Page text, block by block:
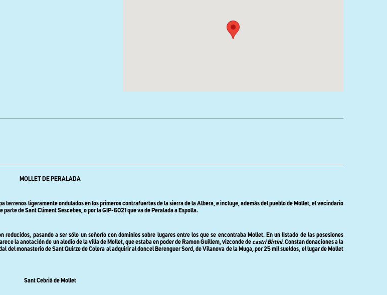
MOLLET DE PERALADA
terrenos ligeramente onduladosenlos primeros contrafuertes delasierrade la Albera, e incluye, además del pueblo de Mollet, el vecindario
de Sant Climent Sescebes, o por la GIP-6021 que va de Peralada a Espolla.
pasando a ser sólo un señorío con dominios sobre lugares entre los que se encontraba Mollet. En un listado de las posesiones
la anotación de un alodio de la villa de Mollet, que estaba en poder de Ramon Guillem, vizconde de castri Birtini.Constan donaciones a la
del monasterio de Sant Quirze de Colera al adquirir al doncel Berenguer Sord, de Vilanova de la Muga, por 25 mil sueldos, el lugar de Mollet
Sant Cebrià de Mollet